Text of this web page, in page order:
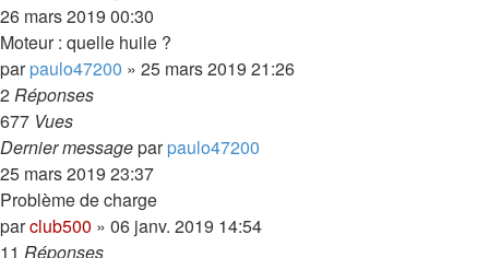
26 mars 2019 00:30
Moteur : quelle huile ?
parpaulo47200 » 25 mars 2019 21:26
2Réponses
677 Vues
Dernier messageparpaulo47200
25 mars 2019 23:37
Problème de charge
parclub500 » 06 janv. 2019 14:54
11 Réponses